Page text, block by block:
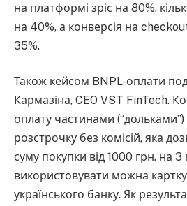
на платформі зріс на 80%,
на 40%, а конверсія на
35%.
Також кейсом BNPL-оплати
Кармазіна, CEO VST FinТech.
оплату частинами (“дольками”)
розстрочку без комісій, яка
суму покупки від 1000 грн. на
використовувати можна
українського банку. Як